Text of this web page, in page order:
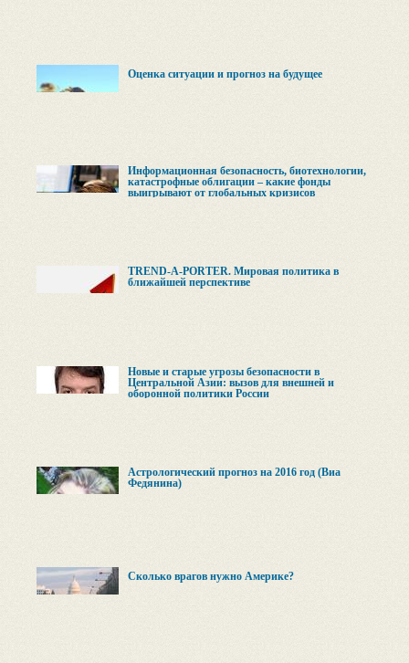
Оценка ситуации и прогноз на будущее
Информационная безопасность, биотехнологии,
катастрофные облигации – какие фонды
выигрывают от глобальных кризисов
TREND-A-PORTER. Мировая политика в
ближайшей перспективе
Новые и старые угрозы безопасности в
Центральной Азии: вызов для внешней и
оборонной политики России
Астрологический прогноз на 2016 год (Виа
Федянина)
Сколько врагов нужно Америке?